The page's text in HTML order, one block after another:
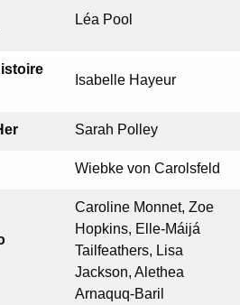
Léa Pool
Isabelle Hayeur
Sarah Polley
Wiebke von Carolsfeld
Caroline Monnet, Zoe
Hopkins, Elle-Máijá
Tailfeathers, Lisa
Jackson, Alethea
Arnaquq-Baril